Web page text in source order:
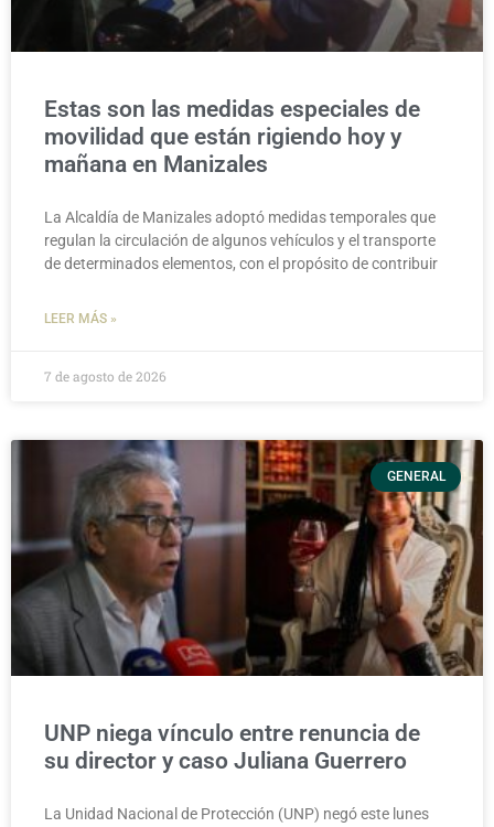
Estas son las medidas especiales de
movilidad que están rigiendo hoy y
mañana en Manizales
La Alcaldía de Manizales adoptó medidas temporales que
regulan la circulación de algunos vehículos y el transporte
de determinados elementos, con el propósito de contribuir
LEER MÁS »
7 de agosto de 2026
GENERAL
UNP niega vínculo entre renuncia de
su director y caso Juliana Guerrero
La Unidad Nacional de Protección (UNP) negó este lunes